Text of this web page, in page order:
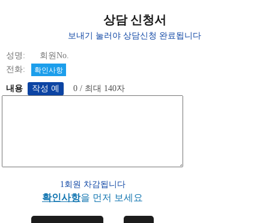
상담 신청서
보내기 눌러야 상담신청 완료됩니다
성명: 회원No.
전화:
확인사항
내용 0 / 최대 140자
1회원 차감됩니다
확인사항을 먼저 보세요